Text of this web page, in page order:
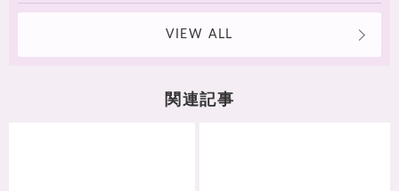
VIEW ALL
関連記事